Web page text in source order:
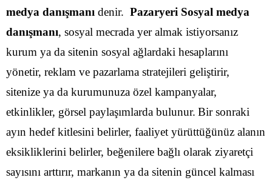
medya danışmanı denir. Pazaryeri Sosyal medya
danışmanı, sosyal mecrada yer almak istiyorsanız
kurum ya da sitenin sosyal ağlardaki hesaplarını
yönetir, reklam ve pazarlama stratejileri geliştirir,
sitenize ya da kurumunuza özel kampanyalar,
etkinlikler, görsel paylaşımlarda bulunur. Bir sonraki
ayın hedef kitlesini belirler, faaliyet yürüttüğünüz alanın
eksikliklerini belirler, beğenilere bağlı olarak ziyaretçi
sayısını arttırır, markanın ya da sitenin güncel kalması